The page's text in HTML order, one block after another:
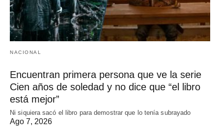
NACIONAL
Encuentran primera persona que ve la serie
Cien años de soledad y no dice que “el libro
está mejor”
Ni siquiera sacó el libro para demostrar que lo tenía subrayado
Ago 7, 2026